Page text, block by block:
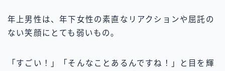
年上男性は、年下女性の素直なリアクションや屈託の
ない笑顔にとても弱いもの。
「すごい！」「そんなことあるんですね！」と目を輝